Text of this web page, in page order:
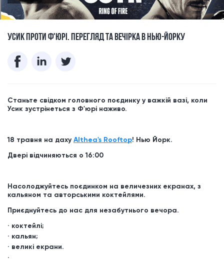
УСИК ПРОТИ Ф'ЮРІ. ПЕРЕГЛЯД ТА ВЕЧІРКА В НЬЮ-ЙОРКУ
Станьте свідком головного поєдинку у важкій вазі, коли
Усик зустрінеться з Ф'юрі наживо.
18 травня на даху Althea's Rooftop! Нью Йорк.
Двері відчиняються о 16:00
Насолоджуйтесь поєдинком на величезних екранах, з
кальяном та авторськими коктейлями.
Приєднуйтесь до нас для незабутнього вечора.
коктейлі;
кальян;
великі екрани.